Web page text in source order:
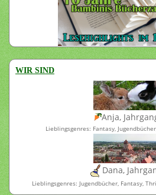
WIR SIND
Anja,
Lieblingsgenres: Fantasy,
Dana,
Lieblingsgenres: Jugendbücher, Fantasy,